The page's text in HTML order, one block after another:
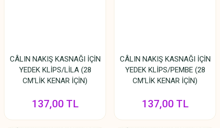
CÂLIN NAKIŞ KASNAĞI İÇİN
YEDEK KLİPS/LİLA (28
CM'LİK KENAR İÇİN)
137,00 TL
CÂLIN NAKIŞ KASNAĞI İÇİN
YEDEK KLİPS/PEMBE (28
CM'LİK KENAR İÇİN)
137,00 TL